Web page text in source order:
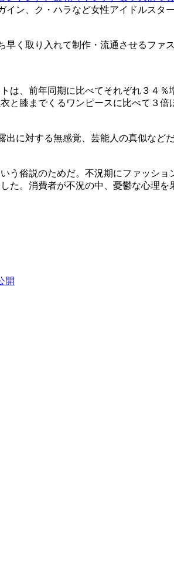
ン、ク・ハラなど女性アイドルス
く取り入れて制作・流通させるフ
は、前年同期に比べてそれぞれ３４
膝までくるワンピースに比べて３
に対する無感覚、芸能人の真似な
俗説のためだ。不況期にファッシ
。消費者が不況の中、憂鬱な心理
開